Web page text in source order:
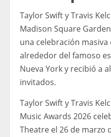
Taylor Swift y Travis
Madison Square
una celebración
alrededor del famoso
Nueva York y recibió a
invitados.
Taylor Swift y Travis
Music Awards 2026
Theatre el 26 de marzo